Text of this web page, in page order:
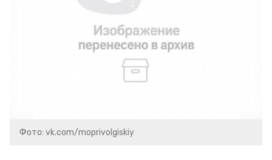
Фото: vk.com/moprivolgiskiy